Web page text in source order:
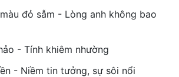
đỏ sẫm - Lòng anh không bao
- Tính khiêm nhường
- Niềm tin tưởng, sự sôi nổi